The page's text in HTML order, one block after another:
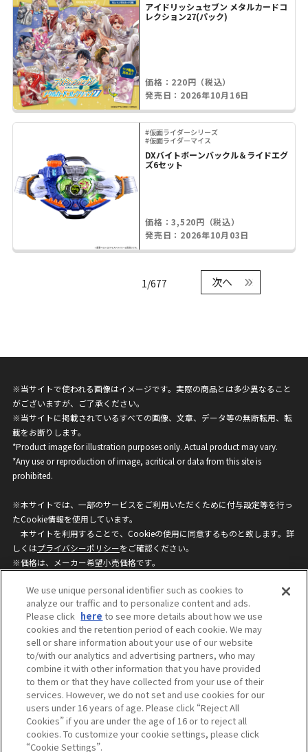
アイドリッシュセブン メタルカードコ
レクション27(パック)
価格：220円（税込）
発売日：2026年10月16日
#仮面ライダーシリーズ
#仮面ライダーマイス
DXバイトボーンバックル＆ライドエグ
ズ6セット
価格：3,520円（税込）
発売日：2026年10月03日
1/677 次へ
※当サイトで使われる画像はイメージです。実際の商品とは多少異なること
がございますが、ご了承ください。
※当サイトに掲載されているすべての画像、文章、データ等の無断転用、転
載をお断りします。
*Product image for illustration purposes only. Actual product may vary.
*Any use or reproduction of image, acritical or data from this site is
prohibited.
※本サイトでは、一部のサービスをご利用いただくために付与設定等を行っ
たCookie情報を使用しています。
本サイトを利用することで、Cookieの使用に同意するものと致します。詳
しくはプライバシーポリシーをご確認ください。
※価格は、メーカー希望小売価格です。
ざいますのでご了承ください。
privacypolicy
Do Not Sell or Share My
Personal Information
ウェブサイトご利用条件
ソーシャルメディアポリシー
個人情報保護方針
お問い合わせ
©BANDAI
We use unique personal identifier such as cookies to
analyze our traffic and to personalize content and ads.
Please click here to see more details about how we use
cookies and the retention period of each cookie. We may
sell or share information about your use of our website
to/with our analytics and advertising partners, who may
combine it with other information that you have provided
to them or that they have collected from your use of their
services. However, we do not set and use cookies for our
users under 16 years of age. Please click “Reject All
Cookies” if you are under the age of 16 or to reject all
cookies. To customize your cookie settings, please click
“Cookie Settings”.